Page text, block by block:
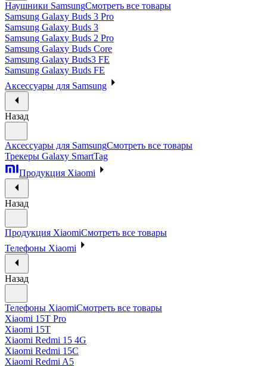
Наушники SamsungСмотреть все товары
Samsung Galaxy Buds 3 Pro
Samsung Galaxy Buds 3
Samsung Galaxy Buds 2 Pro
Samsung Galaxy Buds Core
Samsung Galaxy Buds3 FE
Samsung Galaxy Buds FE
Аксессуары для Samsung
Назад
Аксессуары для SamsungСмотреть все товары
Трекеры Galaxy SmartTag
Продукция Xiaomi
Назад
Продукция XiaomiСмотреть все товары
Телефоны Xiaomi
Назад
Телефоны XiaomiСмотреть все товары
Xiaomi 15T Pro
Xiaomi 15T
Xiaomi Redmi 15 4G
Xiaomi Redmi 15C
Xiaomi Redmi A5